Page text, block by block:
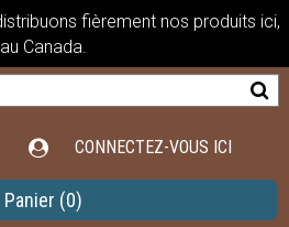
fièrement nos produits ici,
au Canada.
CONNECTEZ-VOUS ICI
Panier (0)